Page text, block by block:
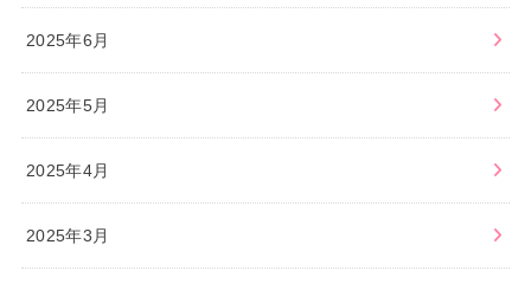
2025年6月
2025年5月
2025年4月
2025年3月